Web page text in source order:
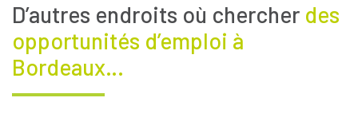
D’autres endroits où chercher des
opportunités d’emploi à
Bordeaux…